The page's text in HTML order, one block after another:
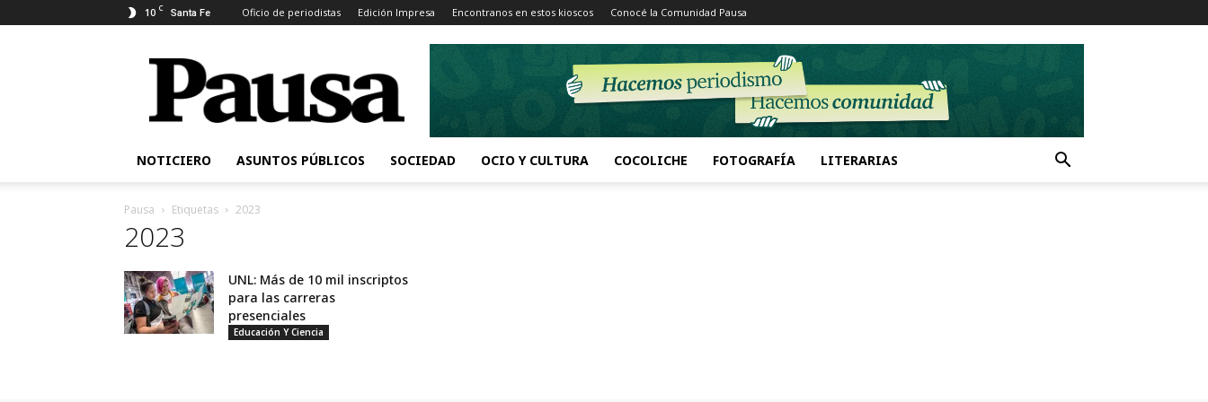
10 C Santa Fe Oficio de periodistas Edición Impresa Encontranos en estos kioscos Conocé la Comunidad Pausa
Pausa
NOTICIERO ASUNTOS PÚBLICOS SOCIEDAD OCIO Y CULTURA COCOLICHE FOTOGRAFÍA LITERARIAS
Pausa Etiquetas 2023
2023
UNL: Más de 10 mil inscriptos
para las carreras
presenciales
Educación Y Ciencia